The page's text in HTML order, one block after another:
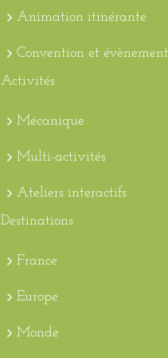
Animation itinérante
Convention et
Activités
Mécanique
Multi-activités
Ateliers interactifs
Destinations
France
Europe
Monde